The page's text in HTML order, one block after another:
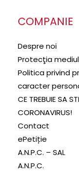
COMPANIE
Despre noi
Protecţia
Politica privind
caracter
CE TREBUIE SA
CORONAVIRUS!
Contact
ePetiție
A.N.P.C. – SAL
A.N.P.C.